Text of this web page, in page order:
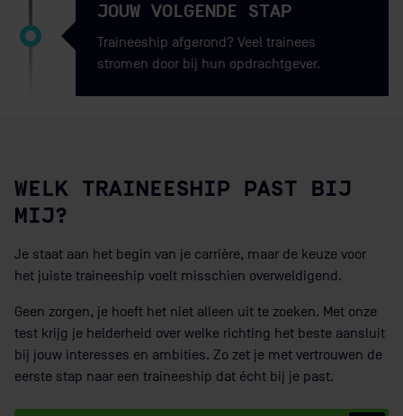
JOUW VOLGENDE STAP
Traineeship afgerond? Veel trainees
stromen door bij hun opdrachtgever.
WELK TRAINEESHIP PAST BIJ
MIJ?
Je staat aan het begin van je carrière, maar de keuze voor
het juiste traineeship voelt misschien overweldigend.
Geen zorgen, je hoeft het niet alleen uit te zoeken. Met onze
test krijg je helderheid over welke richting het beste aansluit
bij jouw interesses en ambities. Zo zet je met vertrouwen de
eerste stap naar een traineeship dat écht bij je past.